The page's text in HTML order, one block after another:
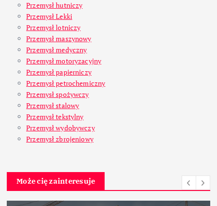
Przemysł hutniczy
Przemysł Lekki
Przemysł lotniczy
Przemysł maszynowy
Przemysł medyczny
Przemysł motoryzacyjny
Przemysł papierniczy
Przemysł petrochemiczny
Przemysł spożywczy
Przemysł stalowy
Przemysł tekstylny
Przemysł wydobywczy
Przemysł zbrojeniowy
Może cię zainteresuje